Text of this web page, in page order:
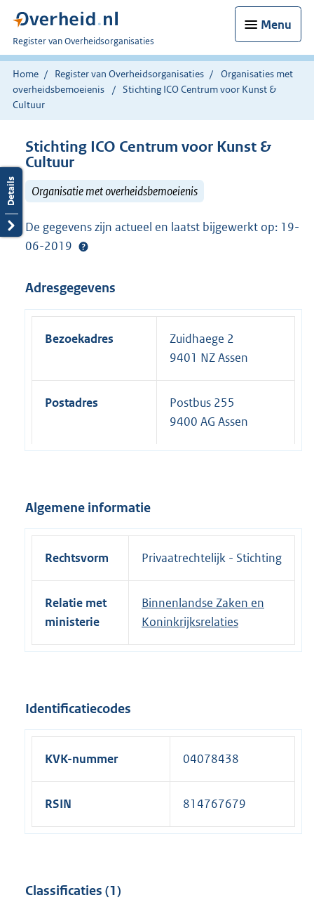
Menu
U
bent
nu
hier:
Register van Overheidsorganisaties
Home Register van Overheidsorganisaties
Organisaties met
overheidsbemoeienis
Stichting ICO Centrum voor Kunst &
Cultuur
Stichting ICO Centrum voor Kunst &
Cultuur
Organisatie met overheidsbemoeienis
De gegevens zijn actueel en laatst bijgewerkt op: 19-
06-2019
Adresgegevens
Bezoekadres
Zuidhaege 2
9401 NZ Assen
Postadres
Postbus 255
9400 AG Assen
Algemene informatie
Rechtsvorm Privaatrechtelijk - Stichting
Relatie met
ministerie
Binnenlandse Zaken en
Koninkrijksrelaties
Identificatiecodes
KVK-nummer 04078438
RSIN 814767679
Classificaties (1)